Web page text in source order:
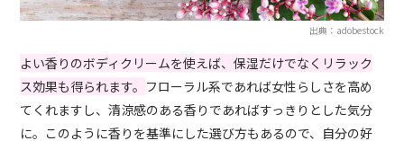
出典：adobestock
よい香りのボディクリームを使えば、保湿だけでなくリラック
ス効果も得られます。 フローラル系であれば女性らしさを高め
てくれますし、清涼感のある香りであればすっきりとした気分
に。このように香りを基準にした選び方もあるので、自分の好